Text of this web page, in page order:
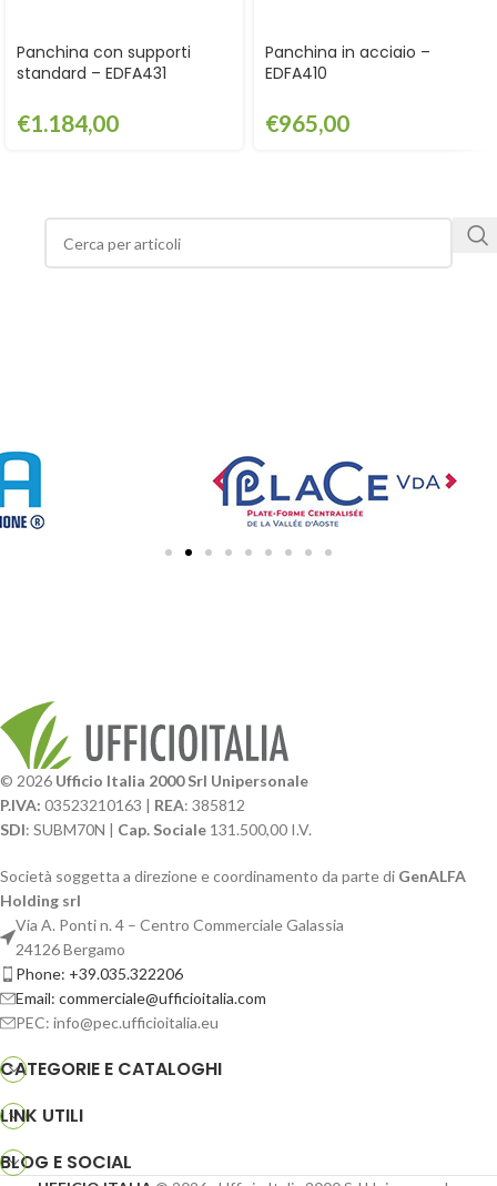
Panchina con supporti
standard – EDFA431
€1.184,00
Panchina in acciaio –
EDFA410
€965,00
© 2026 Ufficio Italia 2000 Srl Unipersonale
P.IVA: 03523210163 | REA: 385812
SDI: SUBM70N | Cap. Sociale 131.500,00 I.V.
Società soggetta a direzione e coordinamento da parte di GenALFA
Holding srl
Via A. Ponti n. 4 – Centro Commerciale Galassia
24126 Bergamo
Phone: +39.035.322206
Email: commerciale@ufficioitalia.com
PEC: info@pec.ufficioitalia.eu
CATEGORIE E CATALOGHI
LINK UTILI
BLOG E SOCIAL